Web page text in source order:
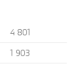
4 801
1 903